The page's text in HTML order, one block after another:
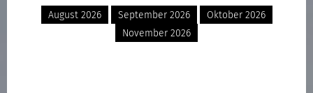
August 2026 September 2026
Oktober 2026
November 2026